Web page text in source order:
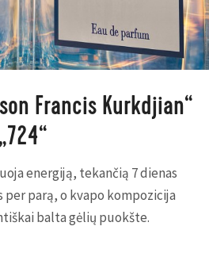
Francis Kurkdjian“
energiją, tekančią 7 dienas
per parą, o kvapo kompozicija
balta gėlių puokšte.